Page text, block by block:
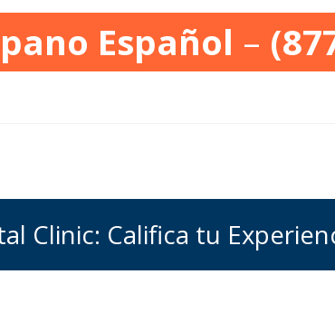
Español –
Clinic: Califica tu